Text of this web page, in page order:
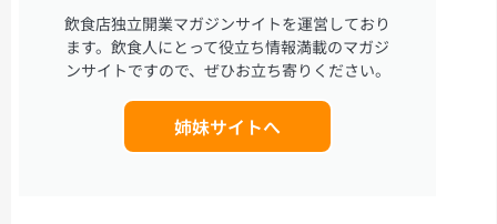
飲食店独立開業マガジンサイトを運営しており
ます。飲食人にとって役立ち情報満載のマガジ
ンサイトですので、ぜひお立ち寄りください。
姉妹サイトへ